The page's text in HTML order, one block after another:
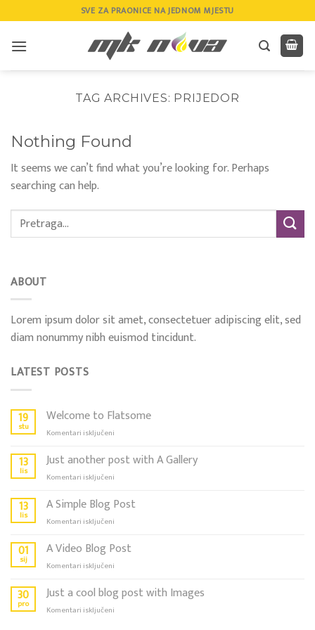
to
content
SVE ZA PRAONICE NA JEDNOM MJESTU
TAG ARCHIVES: PRIJEDOR
Nothing Found
It seems we can’t find what you’re looking for. Perhaps
searching can help.
ABOUT
Lorem ipsum dolor sit amet, consectetuer adipiscing elit, sed
diam nonummy nibh euismod tincidunt.
LATEST POSTS
19
stu
Welcome to Flatsome
Komentari isključeni
to
Flatsome
13
lis
Just another post with A Gallery
Komentari isključeni
another
post
Gallery
13
lis
A Simple Blog Post
Komentari isključeni
Simple
Blog
01
sij
A Video Blog Post
Komentari isključeni
Video
Blog
30
pro
Just a cool blog post with Images
Komentari isključeni